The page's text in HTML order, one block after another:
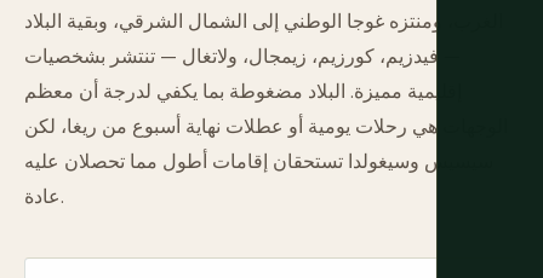
الغرب، ومنتزه غوجا الوطني إلى الشمال الشرقي، وبقية البلاد
— فيدزيم، كورزيم، زيمجال، ولاتغال — تنتشر بشخصيات
إقليمية مميزة. البلاد مضغوطة بما يكفي لدرجة أن معظم
الوجهات هي رحلات يومية أو عطلات نهاية أسبوع من ريغا، لكن
سيسيس وسيغولدا تستحقان إقامات أطول مما تحصلان عليه
عادة.